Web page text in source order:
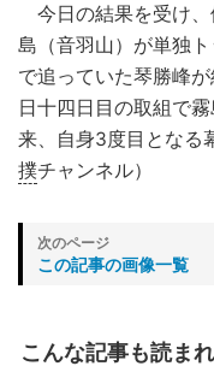
今日の結果を受け、
島（音羽山）が単独
で追っていた琴勝峰
日十四日目の取組で
来、自身3度目となる
撲チャンネル）
この記事の画像一覧
こんな記事も読ま